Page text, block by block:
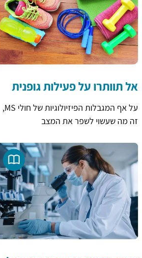
אל תוותרו על פעילות גופנית
על אף המגבלות הפיזיולוגיות של חולי MS,
זה מה שעשוי לשפר את המצב